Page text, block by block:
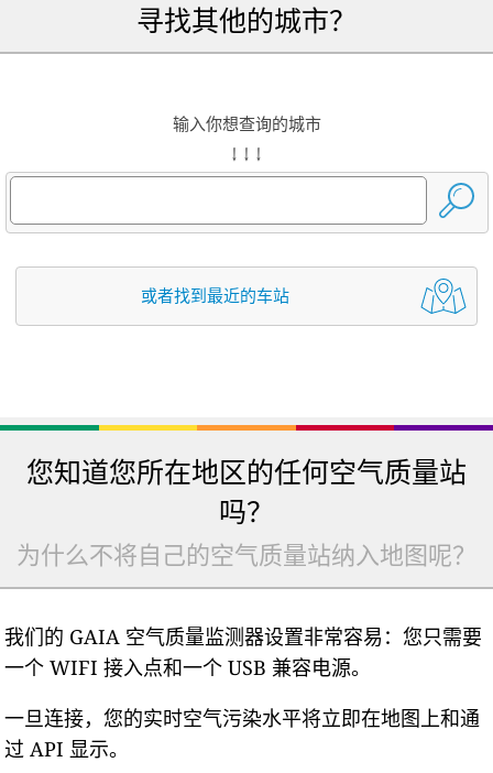
寻找其他的城市？
输入你想查询的城市
↓ ↓ ↓
或者找到最近的车站
您知道您所在地区的任何空气质量站
吗？
为什么不将自己的空气质量站纳入地图呢？
我们的 GAIA 空气质量监测器设置非常容易：您只需要
一个 WIFI 接入点和一个 USB 兼容电源。
一旦连接，您的实时空气污染水平将立即在地图上和通
过 API 显示。